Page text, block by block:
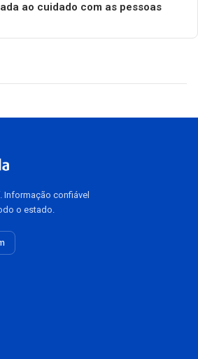
ao cuidado com as pessoas
Informação confiável
o estado.